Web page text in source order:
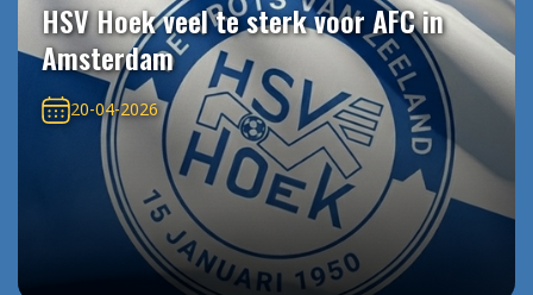
HSV Hoek veel te sterk voor AFC in
Amsterdam
20-04-2026